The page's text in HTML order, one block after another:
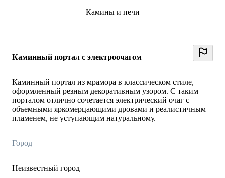
Каминный портал с электроочагом
Каминный портал из мрамора в классическом стиле,
оформленный резным декоративным узором. С таким
порталом отлично сочетается электрический очаг с
объемными яркомерцающими дровами и реалистичным
пламенем, не уступающим натуральному.
Город
Неизвестный город
Камины и печи